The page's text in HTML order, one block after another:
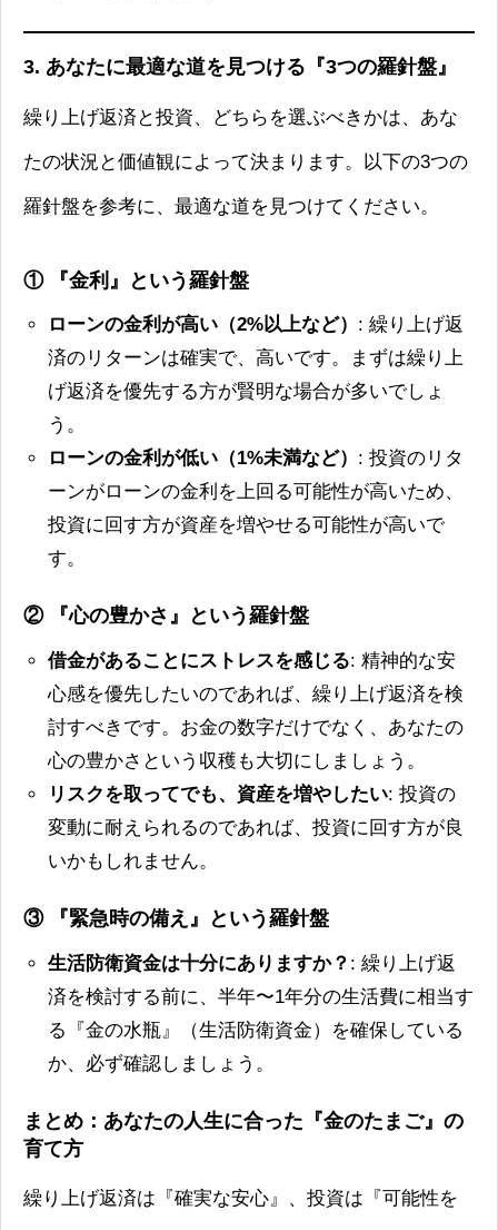
3. あなたに最適な道を見つける『3つの羅針盤』
繰り上げ返済と投資、どちらを選ぶべきかは、あな
たの状況と価値観によって決まります。以下の3つの
羅針盤を参考に、最適な道を見つけてください。
① 『金利』という羅針盤
ローンの金利が高い（2%以上など） : 繰り上げ返
済のリターンは確実で、高いです。まずは繰り上
げ返済を優先する方が賢明な場合が多いでしょ
う。
ローンの金利が低い（1%未満など） : 投資のリタ
ーンがローンの金利を上回る可能性が高いため、
投資に回す方が資産を増やせる可能性が高いで
す。
② 『心の豊かさ』という羅針盤
借金があることにストレスを感じる: 精神的な安
心感を優先したいのであれば、繰り上げ返済を検
討すべきです。お金の数字だけでなく、あなたの
心の豊かさという収穫も大切にしましょう。
リスクを取ってでも、資産を増やしたい: 投資の
変動に耐えられるのであれば、投資に回す方が良
いかもしれません。
③ 『緊急時の備え』という羅針盤
生活防衛資金は十分にありますか？ : 繰り上げ返
済を検討する前に、半年〜1年分の生活費に相当す
る『金の水瓶』（生活防衛資金）を確保している
か、必ず確認しましょう。
まとめ：あなたの人生に合った『金のたまご』の
育て方
繰り上げ返済は『確実な安心』、投資は『可能性を